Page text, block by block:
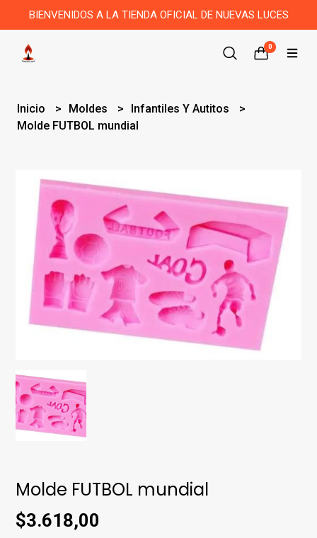
BIENVENIDOS A LA TIENDA OFICIAL DE NUEVAS LUCES
0
Inicio Moldes
Infantiles Y Autitos
Molde FUTBOL mundial
Molde FUTBOL mundial
$3.618,00